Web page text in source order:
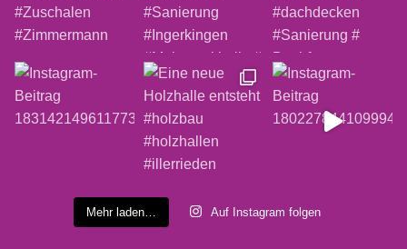
Mehr laden… Auf Instagram folgen